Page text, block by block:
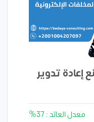
تدوير
معدل العائد : 37%